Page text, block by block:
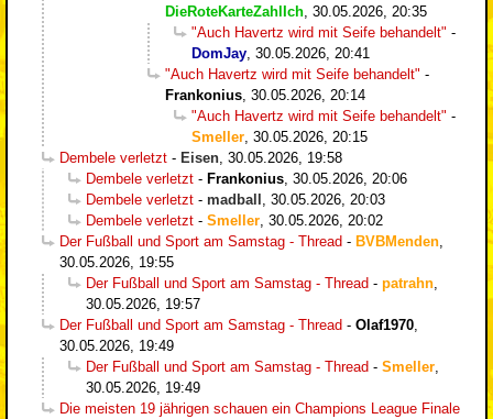
DieRoteKarteZahlIch 30.05.2026, 20:35
"Auch Havertz wird mit Seife behandelt" -
DomJay 30.05.2026, 20:41
"Auch Havertz wird mit Seife behandelt" -
Frankonius 30.05.2026, 20:14
"Auch Havertz wird mit Seife behandelt" -
Smeller 30.05.2026, 20:15
Dembele verletzt - Eisen 30.05.2026, 19:58
Dembele verletzt - Frankonius 30.05.2026, 20:06
Dembele verletzt - madball
30.05.2026, 20:03
Dembele verletzt - Smeller 30.05.2026, 20:02
Der Fußball und Sport am Samstag - Thread - BVBMenden
30.05.2026, 19:55
Der Fußball und Sport am Samstag - Thread - patrahn
30.05.2026, 19:57
Der Fußball und Sport am Samstag - Thread - Olaf1970
30.05.2026, 19:49
Der Fußball und Sport am Samstag - Thread - Smeller
30.05.2026, 19:49
Die meisten 19 jährigen schauen ein Champions League Finale